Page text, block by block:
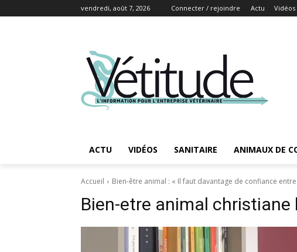
vendredi, août 7, 2026 Connecter / rejoindre Actu Vidéos
ACTU VIDÉOS SANITAIRE ANIMAUX DE
Accueil Bien-être animal : « Il faut davantage de confiance
Bien-etre animal